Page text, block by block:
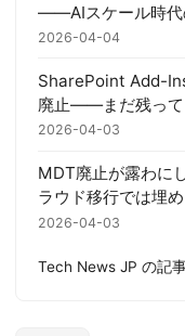
——AIスケール時代
2026-04-04
SharePoint Add-
廃止——まだ残って
2026-04-03
MDT廃止が露わに
ラウド移行では埋
2026-04-03
Tech News JP の記